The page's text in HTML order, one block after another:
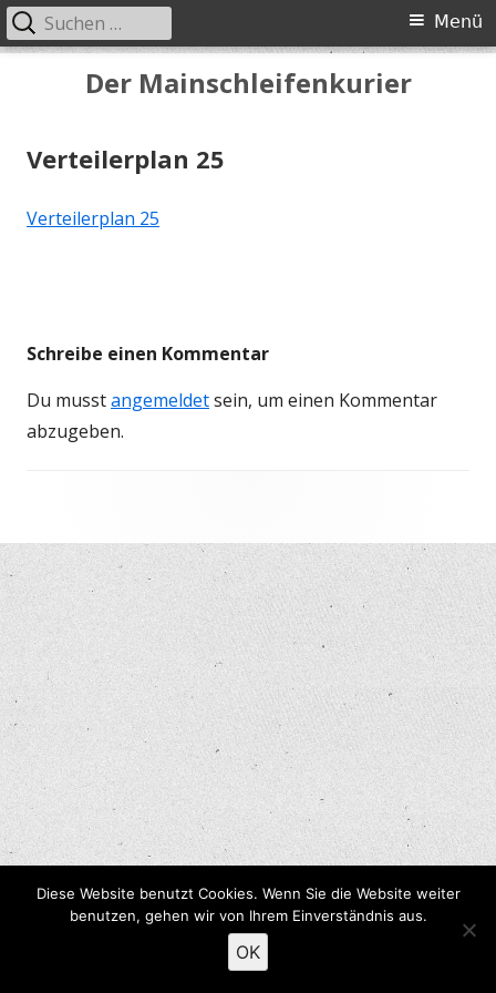
Der Mainschleifenkurier
Primäres
Menü
Suchen
nach:
Verteilerplan 25
Verteilerplan 25
Schreibe einen Kommentar
Du musstangemeldetsein, um einen Kommentar
abzugeben.
Diese Website benutzt Cookies. Wenn Sie die Website weiter
benutzen, gehen wir von Ihrem Einverständnis aus.
OK